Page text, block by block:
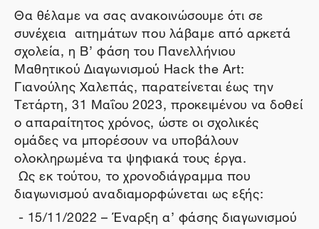
Θα θέλαμε να σας ανακοινώσουμε ότι σε
συνέχεια αιτημάτων που λάβαμε από αρκετά
σχολεία, η Β’ φάση του Πανελλήνιου
Μαθητικού Διαγωνισμού Hack the Art:
Γιανούλης Χαλεπάς, παρατείνεται έως την
Τετάρτη, 31 Μαΐου 2023, προκειμένου να δοθεί
ο απαραίτητος χρόνος, ώστε οι σχολικές
ομάδες να μπορέσουν να υποβάλουν
ολοκληρωμένα τα ψηφιακά τους έργα.
Ως εκ τούτου, το χρονοδιάγραμμα που
διαγωνισμού αναδιαμορφώνεται ως εξής:
- 15/11/2022 – Έναρξη α’ φάσης διαγωνισμού